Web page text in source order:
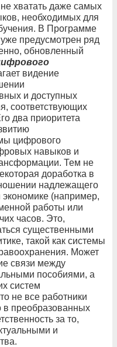
хватать даже самых
необходимых для
В Программе
предусмотрен ряд
обновленный
видение
и доступных
соответствующих
два приоритета
цифрового
навыков и
Тем не
доработка в
надлежащего
(например,
работы или
часов. Это,
существенными
такой как системы
Может
связи между
пособиями, а
систем
не все работники
в преобразованных
за то,
и